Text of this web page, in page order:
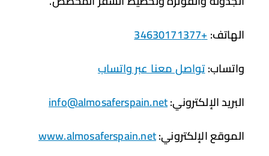
+34630171377
تواصل معنا عبر واتساب
الإلكتروني:info@almosaferspain.net
الإلكتروني:www.almosaferspain.net